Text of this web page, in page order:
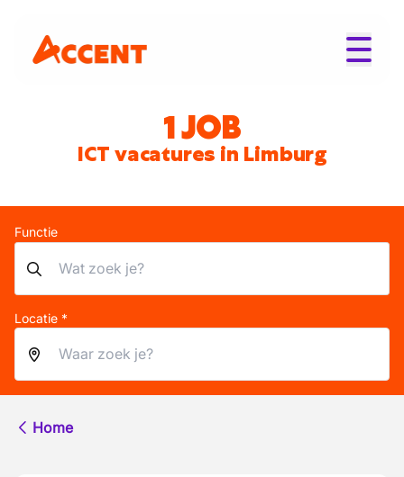
1 JOB
ICT vacatures in Limburg
Functie
Locatie *
Home